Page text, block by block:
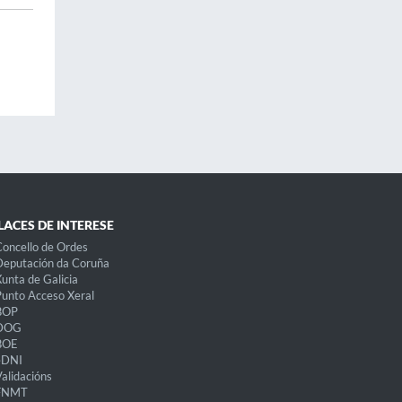
DE INTERESE
de Ordes
da Coruña
de Galicia
Acceso Xeral